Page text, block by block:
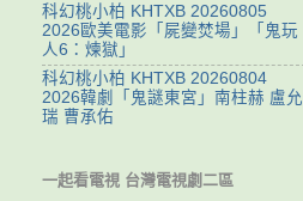
科幻桃小柏 KHTXB 20260805
2026歐美電影「屍變焚場」「鬼玩
人6：煉獄」
科幻桃小柏 KHTXB 20260804
2026韓劇「鬼謎東宮」南柱赫 盧允
瑞 曹承佑
一起看電視 台灣電視劇二區